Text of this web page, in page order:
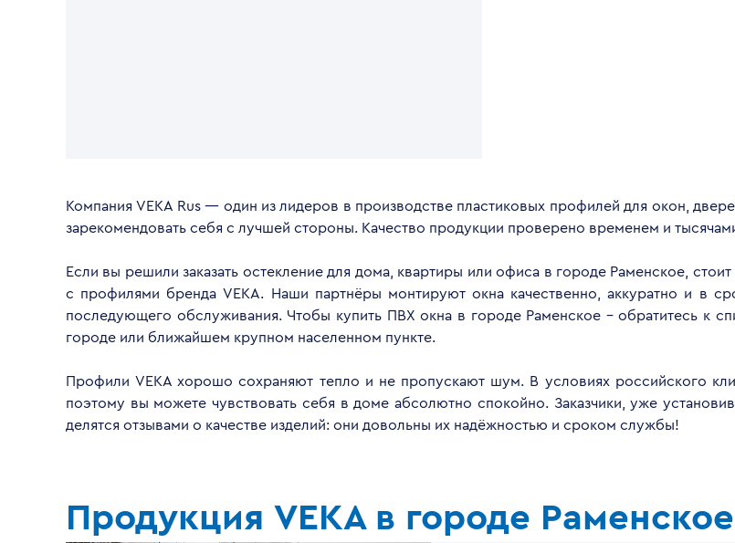
Компания VEKA Rus — один из лидеров в производстве пластиковых профилей для окон,
зарекомендовать себя с лучшей стороны. Качество продукции проверено временем и
Если вы решили заказать остекление для дома, квартиры или офиса в городе Раменское,
с профилями бренда VEKA. Наши партнёры монтируют окна качественно, аккуратно и в
последующего обслуживания. Чтобы купить ПВХ окна в городе Раменское - обратитесь к
городе или ближайшем крупном населенном пункте.
Профили VEKA хорошо сохраняют тепло и не пропускают шум. В условиях российского
поэтому вы можете чувствовать себя в доме абсолютно спокойно. Заказчики, уже
делятся отзывами о качестве изделий: они довольны их надёжностью и сроком службы!
Продукция VEKA в городе Раменское